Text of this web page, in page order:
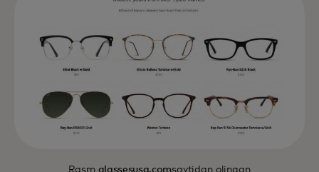
Rasm glassesusa.comsaytidan olingan